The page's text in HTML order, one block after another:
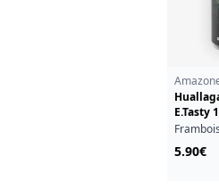
E.Tasty
5.90€